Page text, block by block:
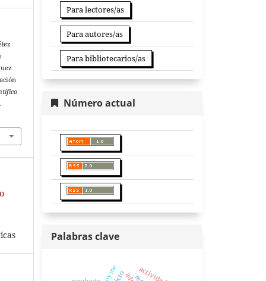
Para lectores/as
Para autores/as
Para bibliotecarios/as
Número actual
Palabras clave
pyme